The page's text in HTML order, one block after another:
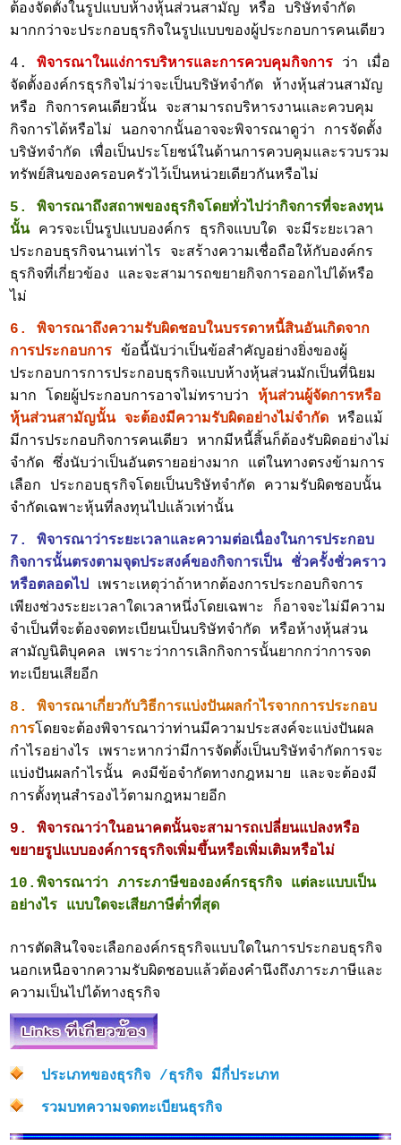
ต้องจัดตั้งในรูปแบบห้างหุ้นส่วนสามัญ หรือ บริษัทจำกัด
มากกว่าจะประกอบธุรกิจในรูปแบบของผู้ประกอบการคนเดียว
4.พิจารณาในแง่การบริหารและการควบคุมกิจการ ว่า เมื่อ
จัดตั้งองค์กรธุรกิจไม่ว่าจะเป็นบริษัทจำกัด ห้างหุ้นส่วนสามัญ
หรือ กิจการคนเดียวนั้น จะสามารถบริหารงานและควบคุม
กิจการได้หรือไม่ นอกจากนั้นอาจจะพิจารณาดูว่า การจัดตั้ง
บริษัทจำกัด เพื่อเป็นประโยชน์ในด้านการควบคุมและรวบรวม
ทรัพย์สินของครอบครัวไว้เป็นหน่วยเดียวกันหรือไม่
5. พิจารณาถึงสถาพของธุรกิจโดยทั่วไปว่ากิจการที่จะลงทุน
นั้นควรจะเป็นรูปแบบองค์กร ธุรกิจแบบใด จะมีระยะเวลา
ประกอบธุรกิจนานเท่าไร จะสร้างความเชื่อถือให้กับองค์กร
ธุรกิจที่เกี่ยวข้อง และจะสามารถขยายกิจการออกไปได้หรือ
ไม่
6. พิจารณาถึงความรับผิดชอบในบรรดาหนี้สินอันเกิดจาก
การประกอบการ ข้อนี้นับว่าเป็นข้อสำคัญอย่างยิ่งของผู้
ประกอบการการประกอบธุรกิจแบบห้างหุ้นส่วนมักเป็นที่นิยม
มาก โดยผู้ประกอบการอาจไม่ทราบว่า หุ้นส่วนผู้จัดการหรือ
หุ้นส่วนสามัญนั้น จะต้องมีความรับผิดอย่างไม่จำกัด หรือแม้
มีการประกอบกิจการคนเดียว หากมีหนี้สิ้นก็ต้องรับผิดอย่างไม่
จำกัด ซึ่งนับว่าเป็นอันตรายอย่างมาก แต่ในทางตรงข้ามการ
เลือก ประกอบธุรกิจโดยเป็นบริษัทจำกัด ความรับผิดชอบนั้น
จำกัดเฉพาะหุ้นที่ลงทุนไปแล้วเท่านั้น
7. พิจารณาว่าระยะเวลาและความต่อเนื่องในการประกอบ
กิจการนั้นตรงตามจุดประสงค์ของกิจการเป็น ชั่วครั้งชั่วคราว
หรือตลอดไป เพราะเหตุว่าถ้าหากต้องการประกอบกิจการ
เพียงช่วงระยะเวลาใดเวลาหนึ่งโดยเฉพาะ ก็อาจจะไม่มีความ
จำเป็นที่จะต้องจดทะเบียนเป็นบริษัทจำกัด หรือห้างหุ้นส่วน
สามัญนิติบุคคล เพราะว่าการเลิกกิจการนั้นยากกว่าการจด
ทะเบียนเสียอีก
8. พิจารณาเกี่ยวกับวิธีการแบ่งปันผลกำไรจากการประกอบ
การโดยจะต้องพิจารณาว่าท่านมีความประสงค์จะแบ่งปันผล
กำไรอย่างไร เพราะหากว่ามีการจัดตั้งเป็นบริษัทจำกัดการจะ
แบ่งปันผลกำไรนั้น คงมีข้อจำกัดทางกฎหมาย และจะต้องมี
การตั้งทุนสำรองไว้ตามกฎหมายอีก
9. พิจารณาว่าในอนาคตนั้นจะสามารถเปลี่ยนแปลงหรือ
ขยายรูปแบบองค์การธุรกิจเพิ่มขึ้นหรือเพิ่มเติมหรือไม่
10.พิจารณาว่า ภาระภาษีขององค์กรธุรกิจ แต่ละแบบเป็น
อย่างไร แบบใดจะเสียภาษีต่ำที่สุด
การตัดสินใจจะเลือกองค์กรธุรกิจแบบใดในการประกอบธุรกิจ
นอกเหนือจากความรับผิดชอบแล้วต้องคำนึงถึงภาระภาษีและ
ความเป็นไปได้ทางธุรกิจ
ประเภทของธุรกิจ /ธุรกิจ มีกี่ประเภท
รวมบทความจดทะเบียนธุรกิจ